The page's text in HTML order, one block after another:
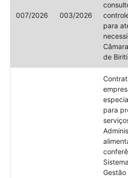
007/2026 003/2026
para
de
para
Gestão